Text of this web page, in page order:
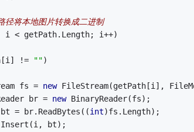
将本地图片转换成二进制
i < getPath.Length; i++)
!= "")
fs =
new FileStream(getPath[i],
br =
new BinaryReader(fs);
= br.ReadBytes((
int)fs.Length);
bt);